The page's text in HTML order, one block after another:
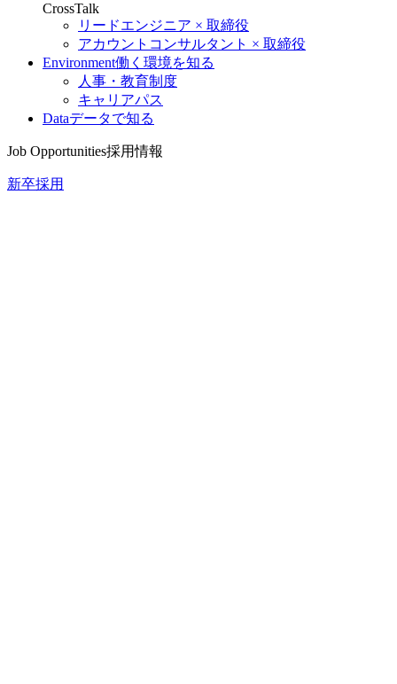
CrossTalk
リードエンジニア × 取締役
アカウントコンサルタント × 取締役
Environment働く環境を知る
人事・教育制度
キャリアパス
Dataデータで知る
Job Opportunities採用情報
新卒採用